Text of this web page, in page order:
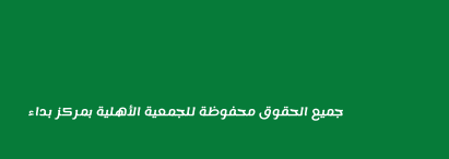
جميع الحقوق محفوظة للجمعية الأهلية بمركز بداء